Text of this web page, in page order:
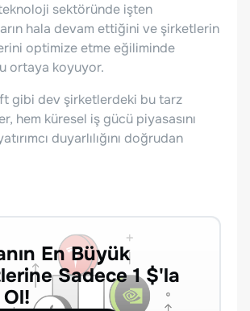
sektöründe işten
hala devam ettiğini ve şirketlerin
optimize etme eğiliminde
ortaya koyuyor.
gibi dev şirketlerdeki bu tarz
hem küresel iş gücü piyasasını
duyarlılığını doğrudan
En Büyük
Sadece 1 $'la